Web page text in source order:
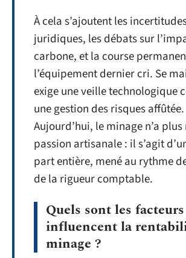
À cela s’ajoutent les
juridiques, les débats sur
carbone, et la course
l’équipement dernier cri. Se
exige une veille technologique
une gestion des risques affûtée.
Aujourd’hui, le minage n’a plus
passion artisanale : il s’agit
part entière, mené au rythme
de la rigueur comptable.
Quels sont les
influencent la
minage ?